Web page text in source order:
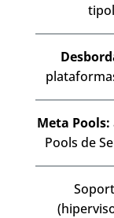
Meta Pools:
Pools de